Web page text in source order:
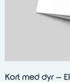
Kort med dyr –